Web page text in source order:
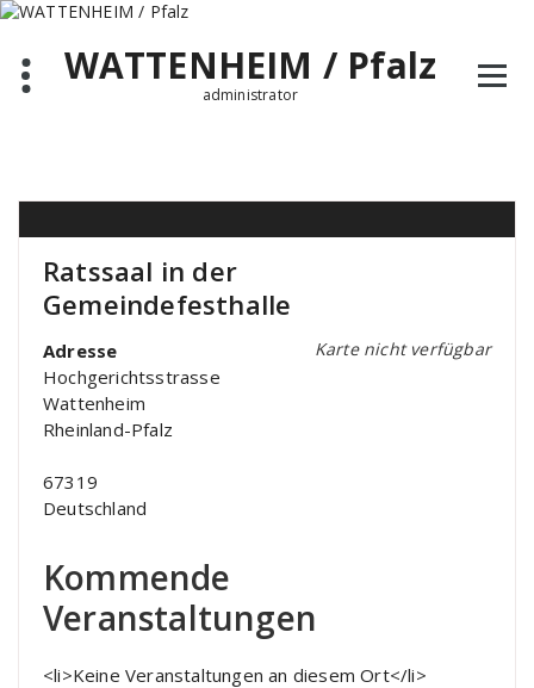
Zum
springenWATTENHEIM / Pfalz
administrator
Ratssaal in der
Gemeindefesthalle
Karte nicht verfügbar
Adresse
Hochgerichtsstrasse
Wattenheim
Rheinland-Pfalz
67319
Deutschland
Kommende
Veranstaltungen
<li>Keine Veranstaltungen an diesem Ort</li>